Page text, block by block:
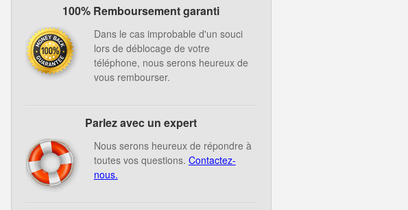
100% Remboursement garanti
Dans le cas improbable d'un souci
lors de déblocage de votre
téléphone, nous serons heureux de
vous rembourser.
Parlez avec un expert
Nous serons heureux de répondre à
toutes vos questions. Contactez-
nous.